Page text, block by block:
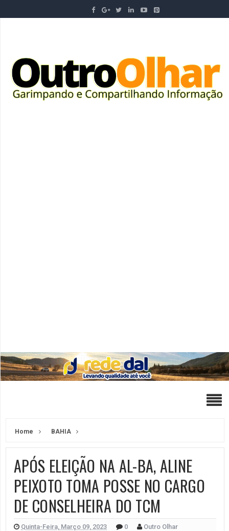
Home BAHIA
APÓS ELEIÇÃO NA AL-BA, ALINE
PEIXOTO TOMA POSSE NO CARGO
DE CONSELHEIRA DO TCM
Quinta-Feira, Março 09, 2023 0 Outro Olhar